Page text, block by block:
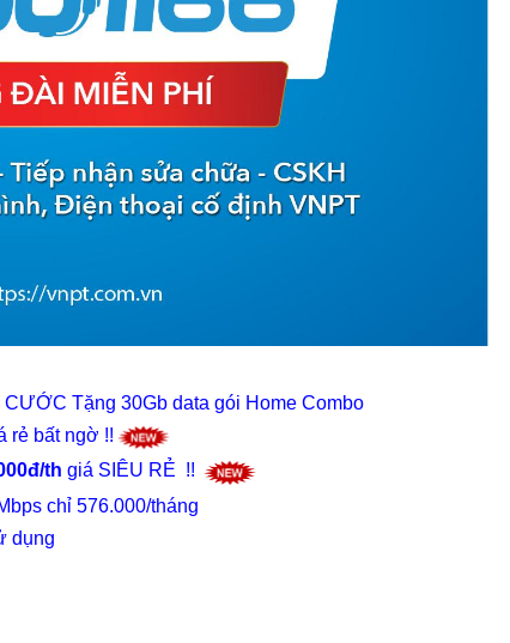
CƯỚC Tặng 30Gb data gói Home Combo
rẻ bất ngờ !!
th giá SIÊU RẺ !!
chỉ 576.000/tháng
dụng